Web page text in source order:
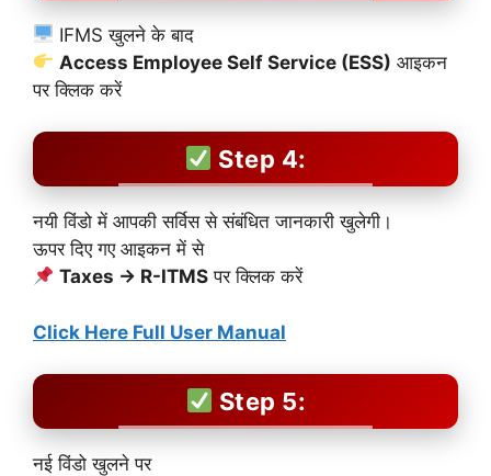
IFMS खुलने के बाद
Access Employee Self Service (ESS) आइकन
पर क्लिक करें
Step 4:
नयी विंडो में आपकी सर्विस से संबंधित जानकारी खुलेगी।
ऊपर दिए गए आइकन में से
Taxes → R-ITMS पर क्लिक करें
Click Here Full User Manual
Step 5:
नई विंडो खुलने पर